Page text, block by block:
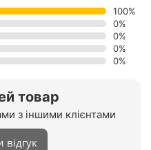
товар
з іншими клієнтами
відгук
100%
0%
0%
0%
0%